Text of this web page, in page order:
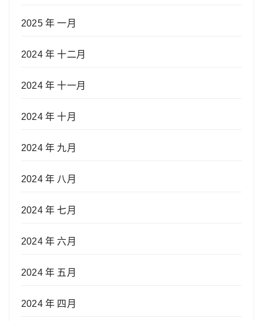
2025 年 一月
2024 年 十二月
2024 年 十一月
2024 年 十月
2024 年 九月
2024 年 八月
2024 年 七月
2024 年 六月
2024 年 五月
2024 年 四月